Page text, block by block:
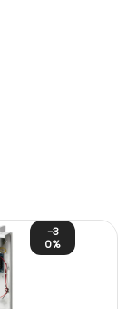
-3
0%